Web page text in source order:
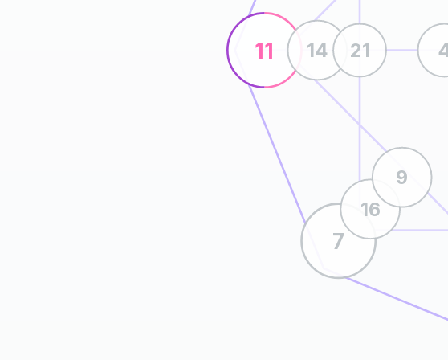
11
7
14 21
16
9